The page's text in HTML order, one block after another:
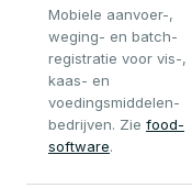
Mobiele aanvoer-,
weging- en batch-
registratie voor vis-,
kaas- en
voedingsmiddelen-
bedrijven. Zie food-
software.